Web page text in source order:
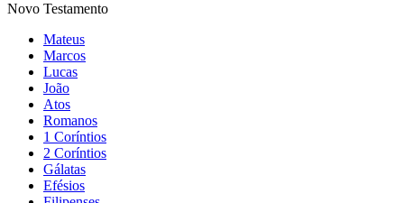
Novo Testamento
Mateus
Marcos
Lucas
João
Atos
Romanos
1 Coríntios
2 Coríntios
Gálatas
Efésios